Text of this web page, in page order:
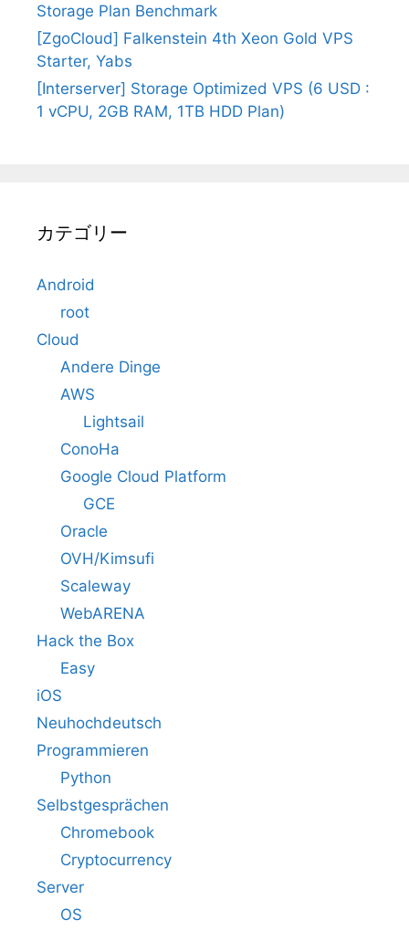
Storage Plan Benchmark
[ZgoCloud] Falkenstein 4th Xeon Gold VPS
Starter, Yabs
[Interserver] Storage Optimized VPS (6 USD :
1 vCPU, 2GB RAM, 1TB HDD Plan)
カテゴリー
Android
root
Cloud
Andere Dinge
AWS
Lightsail
ConoHa
Google Cloud Platform
GCE
Oracle
OVH/Kimsufi
Scaleway
WebARENA
Hack the Box
Easy
iOS
Neuhochdeutsch
Programmieren
Python
Selbstgesprächen
Chromebook
Cryptocurrency
Server
OS